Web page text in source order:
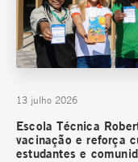
13 julho 2026
Escola Técnica
vacinação e reforça
estudantes e